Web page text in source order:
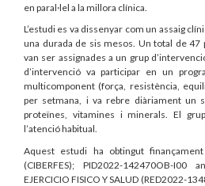
en paral·lel a la millora clínica.
L’estudi es va dissenyar com un assaig
una durada de sis mesos. Un total de 47
van ser assignades a un grup
d’intervenció va participar en un
multicomponent (força, resistència,
per setmana, i va rebre diàriament un
proteïnes, vitamines i minerals. El
l’atenció habitual.
Aquest estudi ha obtingut
(CIBERFES); PID2022-142470OB-I00
EJERCICIO FISICO Y SALUD (RED2022-